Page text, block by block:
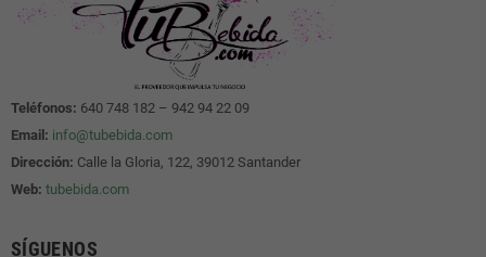
Teléfonos: 640 748 182 – 942 94 22 09
Email: info@tubebida.com
Dirección: Calle la Gloria, 122, 39012 Santander
Web: tubebida.com
SÍGUENOS